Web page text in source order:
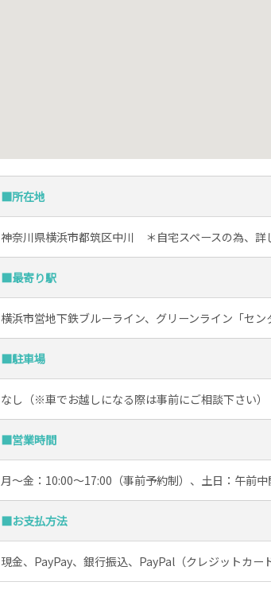
■所在地
神奈川県横浜市都筑区中川 ＊自宅スペースの為、詳
■最寄り駅
横浜市営地下鉄ブルーライン、グリーンライン「セ
■駐車場
なし（※車でお越しになる際は事前にご相談下さい）
■営業時間
月～金：10:00～17:00（事前予約制）、土日：午前
■お支払方法
現金、PayPay、銀行振込、PayPal（クレジットカー